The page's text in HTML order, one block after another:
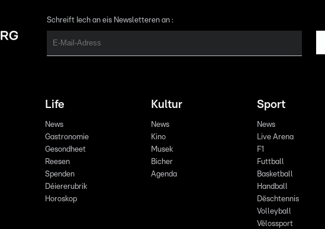
Schreift Iech an eis Newsletteren an :
Life
News
Gastronomie
Gesondheet
Reesen
Spenden
Déiererubrik
Horoskop
Kultur
News
Kino
Musek
Bicher
Agenda
Sport
News
Live Arena
F1
Futtball
Basketball
Handball
Dëschtennis
Volleyball
Vëlossport